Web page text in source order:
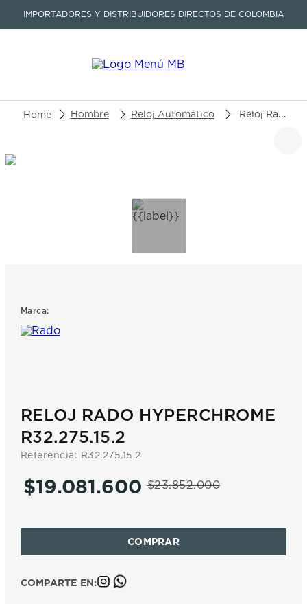
IMPORTADORES Y DISTRIBUIDORES DIRECTOS DE COLOMBIA
Buscar un producto o artículo
Hombre Reloj Automático Reloj Rado Hyperchrome R32.275.15.2
Marca:
RELOJ RADO HYPERCHROME
R32.275.15.2
Referencia: R32.275.15.2
$23.852.000
$19.081.600
COMPARTE EN:
3.